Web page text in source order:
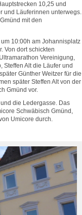
10,25 und
und Läuferinnen unterwegs.
mit den
10:00h am Johannisplatz
Von dort schickten
Vereinigung,
Steffen Alt die Läufer und
Günther Weitzer für die
später Steffen Alt von der
Gmünd vor.
die Ledergasse. Das
Schwäbisch Gmünd,
Umicore durch.